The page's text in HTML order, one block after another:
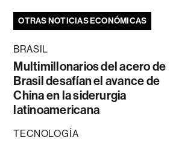
OTRAS NOTICIAS ECONÓMICAS
BRASIL
Multimillonarios del acero de
Brasil desafían el avance de
China en la siderurgia
latinoamericana
TECNOLOGÍA